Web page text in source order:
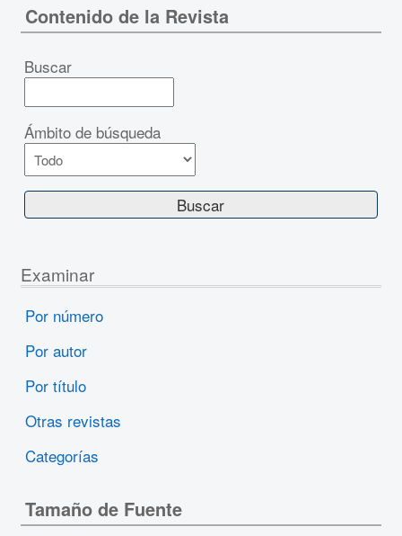
Contenido de la Revista
Buscar
Ámbito de búsqueda
Examinar
Por número
Por autor
Por título
Otras revistas
Categorías
Tamaño de Fuente